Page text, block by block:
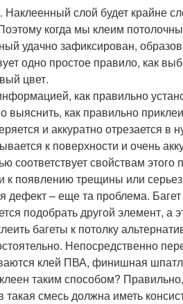
Наклеенный слой будет крайне
когда мы клеим
удачно зафиксирован,
одно простое правило, как
цвет.
как правильно
выяснить, как правильно
и аккуратно отрезается
к поверхности и очень
соответствует свойствам
к появлению трещины или
дефект – еще та проблема.
подобрать другой элемент, а
багеты к потолку
Непосредственно
клей ПВА, финишная
таким способом?
такая смесь должна иметь